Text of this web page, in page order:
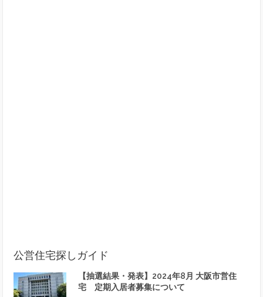
公営住宅探しガイド
【抽選結果・発表】2024年8月 大阪市営住
宅 定期入居者募集について